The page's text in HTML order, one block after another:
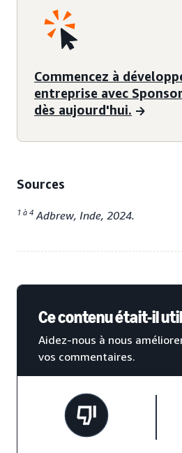
Commencez à
entreprise avec
dès aujourd'hui.
Sources
1 à 4 Adbrew, Inde, 2024.
Ce contenu était-il
Aidez-nous à nous
vos commentaires.